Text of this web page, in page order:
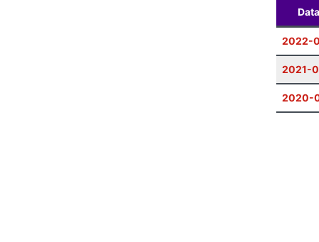
Data
2022-
2021-
2020-